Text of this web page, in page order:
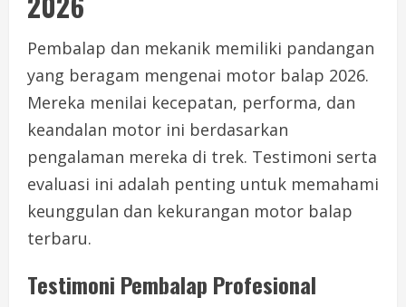
Pembalap dan mekanik memiliki pandangan
yang beragam mengenai motor balap 2026.
Mereka menilai kecepatan, performa, dan
keandalan motor ini berdasarkan
pengalaman mereka di trek. Testimoni serta
evaluasi ini adalah penting untuk memahami
keunggulan dan kekurangan motor balap
terbaru.
Testimoni Pembalap Profesional